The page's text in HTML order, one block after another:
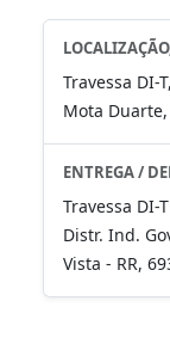
Travessa DI-
Mota Duarte,
ENTREGA /
Travessa DI-
Distr. Ind.
Vista - RR,